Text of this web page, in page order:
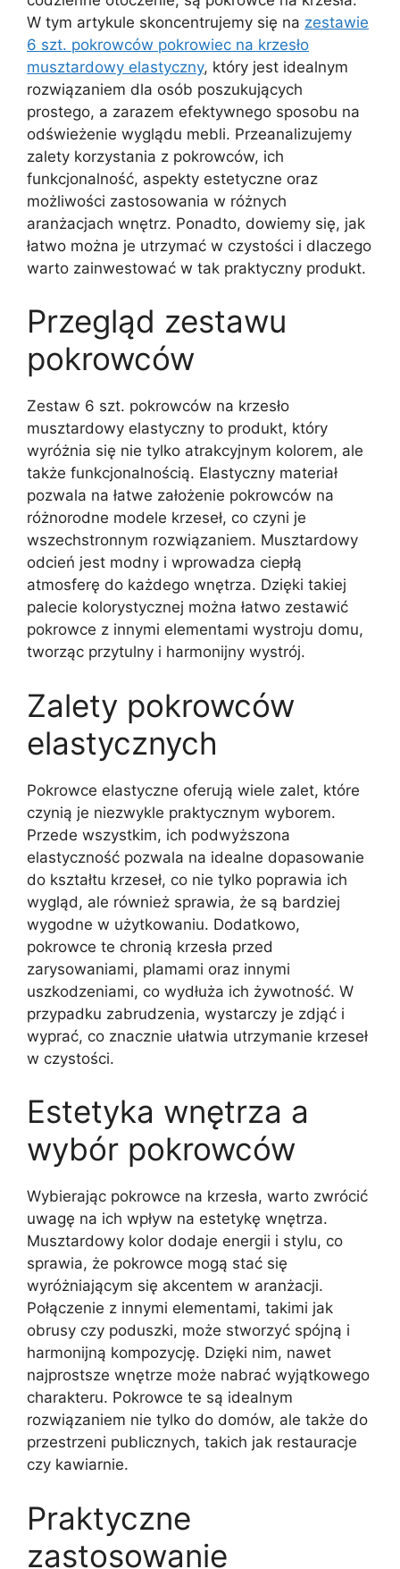
W tym artykule skoncentrujemy się na zestawie
6 szt. pokrowców pokrowiec na krzesło
musztardowy elastyczny, który jest idealnym
rozwiązaniem dla osób poszukujących
prostego, a zarazem efektywnego sposobu na
odświeżenie wyglądu mebli. Przeanalizujemy
zalety korzystania z pokrowców, ich
funkcjonalność, aspekty estetyczne oraz
możliwości zastosowania w różnych
aranżacjach wnętrz. Ponadto, dowiemy się, jak
łatwo można je utrzymać w czystości i dlaczego
warto zainwestować w tak praktyczny produkt.
Przegląd zestawu
pokrowców
Zestaw 6 szt. pokrowców na krzesło
musztardowy elastyczny to produkt, który
wyróżnia się nie tylko atrakcyjnym kolorem, ale
także funkcjonalnością. Elastyczny materiał
pozwala na łatwe założenie pokrowców na
różnorodne modele krzeseł, co czyni je
wszechstronnym rozwiązaniem. Musztardowy
odcień jest modny i wprowadza ciepłą
atmosferę do każdego wnętrza. Dzięki takiej
palecie kolorystycznej można łatwo zestawić
pokrowce z innymi elementami wystroju domu,
tworząc przytulny i harmonijny wystrój.
Zalety pokrowców
elastycznych
Pokrowce elastyczne oferują wiele zalet, które
czynią je niezwykle praktycznym wyborem.
Przede wszystkim, ich podwyższona
elastyczność pozwala na idealne dopasowanie
do kształtu krzeseł, co nie tylko poprawia ich
wygląd, ale również sprawia, że są bardziej
wygodne w użytkowaniu. Dodatkowo,
pokrowce te chronią krzesła przed
zarysowaniami, plamami oraz innymi
uszkodzeniami, co wydłuża ich żywotność. W
przypadku zabrudzenia, wystarczy je zdjąć i
wyprać, co znacznie ułatwia utrzymanie krzeseł
w czystości.
Estetyka wnętrza a
wybór pokrowców
Wybierając pokrowce na krzesła, warto zwrócić
uwagę na ich wpływ na estetykę wnętrza.
Musztardowy kolor dodaje energii i stylu, co
sprawia, że pokrowce mogą stać się
wyróżniającym się akcentem w aranżacji.
Połączenie z innymi elementami, takimi jak
obrusy czy poduszki, może stworzyć spójną i
harmonijną kompozycję. Dzięki nim, nawet
najprostsze wnętrze może nabrać wyjątkowego
charakteru. Pokrowce te są idealnym
rozwiązaniem nie tylko do domów, ale także do
przestrzeni publicznych, takich jak restauracje
czy kawiarnie.
Praktyczne
zastosowanie